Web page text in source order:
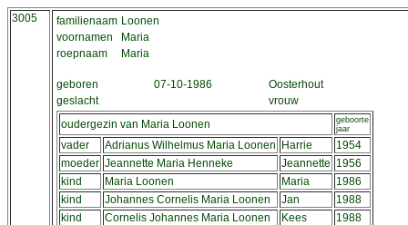
3005 familienaam Loonen
voornamen
Maria
roepnaam
Maria
geboren 07-10-1986
Oosterhout
geslacht
vrouw
oudergezin van Maria Loonen
geboorte
jaar
vader Adrianus Wilhelmus Maria Loonen Harrie
1954
moeder Jeannette Maria Henneke Jeannette 1956
kind
Maria Loonen Maria
1986
kind
Johannes Cornelis Maria Loonen Jan
1988
kind
Cornelis Johannes Maria Loonen Kees
1988